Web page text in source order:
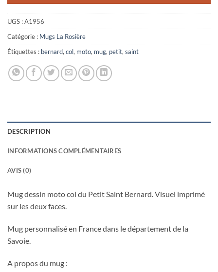
UGS :A1956
Catégorie : Mugs La Rosière
Étiquettes : bernard,col, moto, mug, petit,saint
DESCRIPTION
INFORMATIONS COMPLÉMENTAIRES
AVIS (0)
Mug dessin moto col du Petit Saint Bernard. Visuel imprimé
sur les deux faces.
Mug personnalisé en France dans le département de la
Savoie.
A propos du mug :